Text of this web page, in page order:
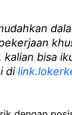
kalian bisa
di